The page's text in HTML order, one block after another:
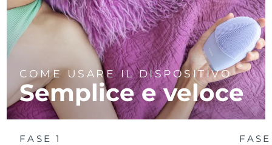
COME USARE IL DISPOSITIVO
Semplice e veloce
FASE 1